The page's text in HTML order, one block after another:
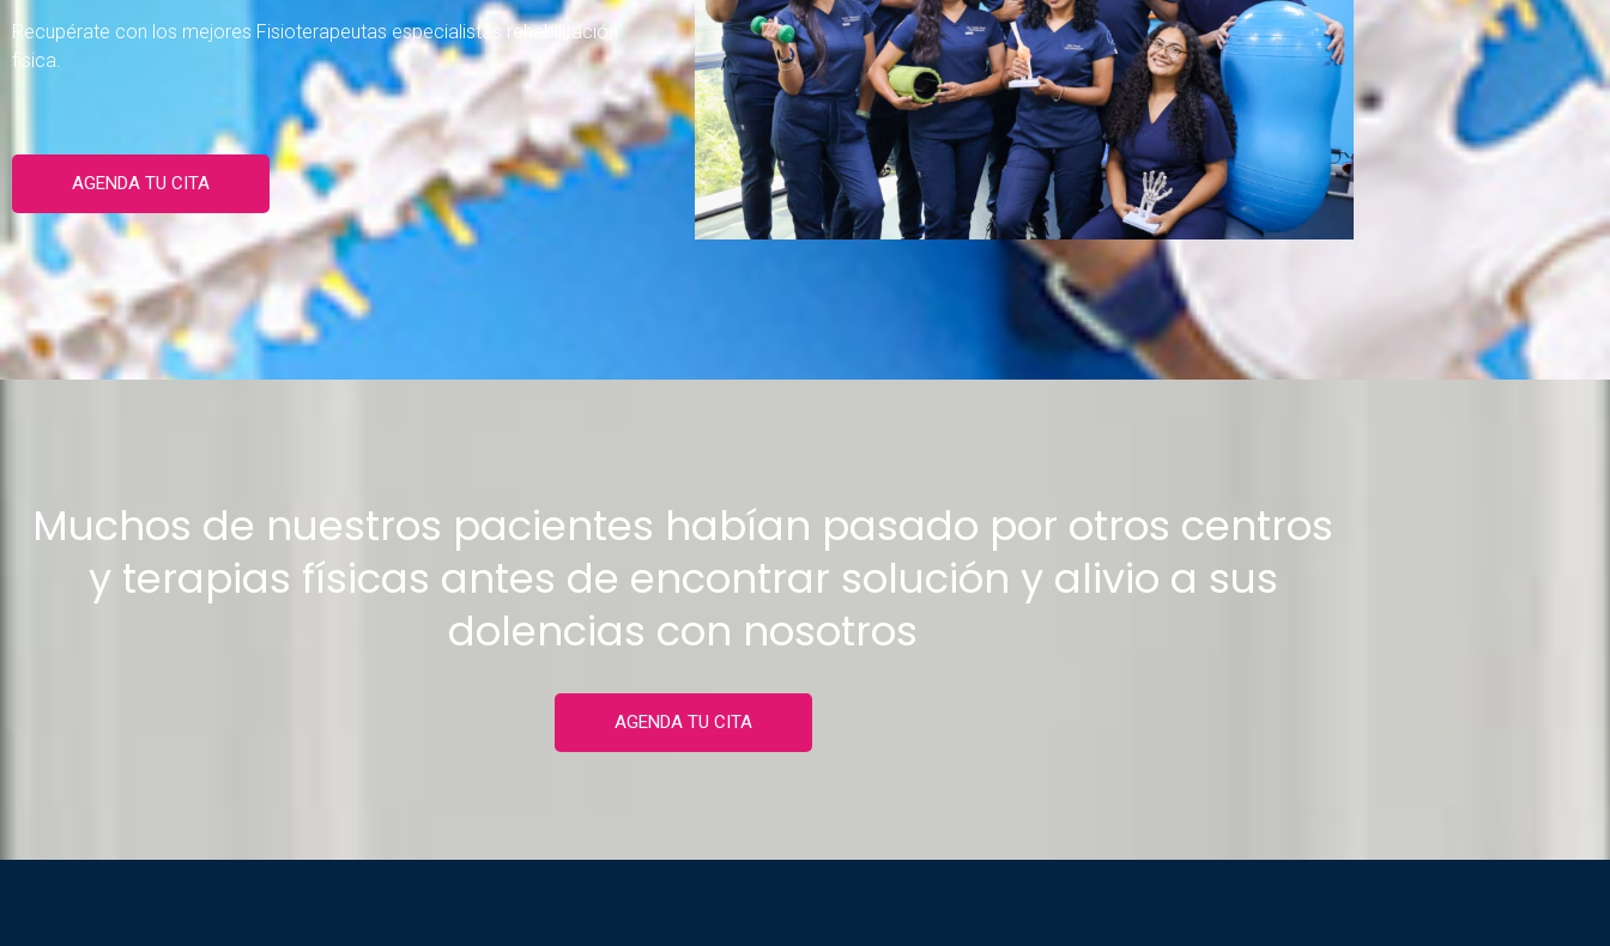
Recupérate con los mejores Fisioterapeutas especialistas rehabilitación
física.
AGENDA TU CITA
Muchos de nuestros pacientes habían pasado por otros centros
y terapias físicas antes de encontrar solución y alivio a sus
dolencias con nosotros
AGENDA TU CITA